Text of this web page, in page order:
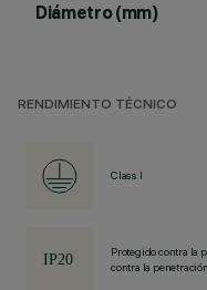
Diámetro (mm)
RENDIMIENTO TÉCNICO
Class I
Protegido contra la
contra la